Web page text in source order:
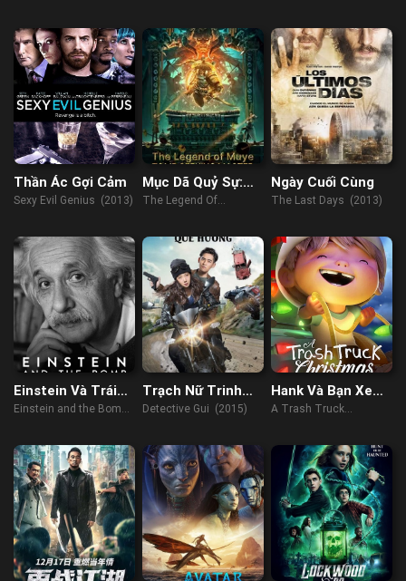
Thần Ác Gợi Cảm
Sexy Evil Genius (2013)
Mục Dã Quỷ Sự:
Quan Sơn Thái
The Legend Of
Master (2021)
Ngày Cuối Cùng
The Last Days (2013)
Einstein Và Trái
Bom
Einstein and the Bomb
Trạch Nữ Trinh
Thám Quế Hương
Detective Gui (2015)
Hank Và Bạn Xe
Tải Chở Rác:
A Trash Truck